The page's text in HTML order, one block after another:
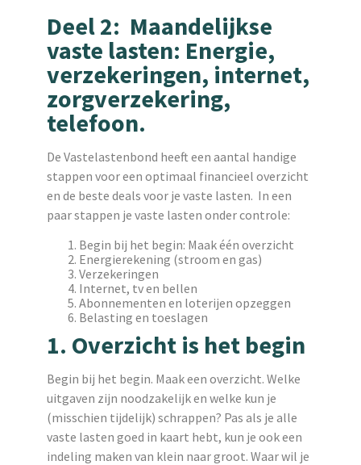
Deel 2: Maandelijkse
vaste lasten: Energie,
verzekeringen, internet,
zorgverzekering,
telefoon.
De Vastelastenbond heeft een aantal handige
stappen voor een optimaal financieel overzicht
en de beste deals voor je vaste lasten. In een
paar stappen je vaste lasten onder controle:
Begin bij het begin: Maak één overzicht
Energierekening (stroom en gas)
Verzekeringen
Internet, tv en bellen
Abonnementen en loterijen opzeggen
Belasting en toeslagen
1. Overzicht is het begin
Begin bij het begin. Maak een overzicht. Welke
uitgaven zijn noodzakelijk en welke kun je
(misschien tijdelijk) schrappen? Pas als je alle
vaste lasten goed in kaart hebt, kun je ook een
indeling maken van klein naar groot. Waar wil je